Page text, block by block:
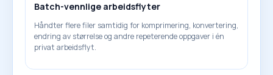
Batch-vennlige arbeidsflyter
Håndter flere filer samtidig for komprimering, konvertering,
endring av størrelse og andre repeterende oppgaver i én
privat arbeidsflyt.